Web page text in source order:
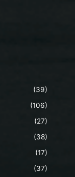
(39)
(106)
(27)
(38)
(17)
(37)